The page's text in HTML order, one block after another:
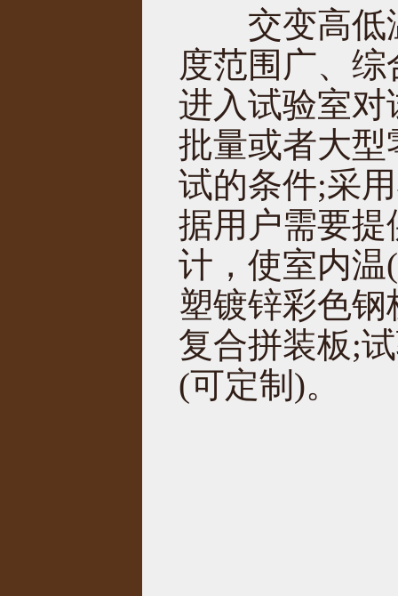
交变高低温
度范围广、
进入试验室
批量或者大
试的条件;采
据用户需要
计，使室内
塑镀锌彩色
复合拼装板;
(可定制)。